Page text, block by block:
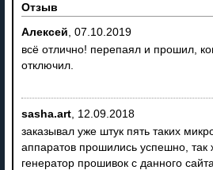
Отзыв
Алексей 07.10.2019
всё отлично! перепаял и прошил,
отключил.
sasha.art, 12.09.2018
заказывал уже штук пять таких
аппаратов прошились успешно, так
генератор прошивок с данного